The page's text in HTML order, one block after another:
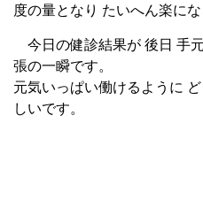
度の量となり たいへん楽にな
今日の健診結果が 後日 手
張の一瞬です。
元気いっぱい働けるように
しいです。